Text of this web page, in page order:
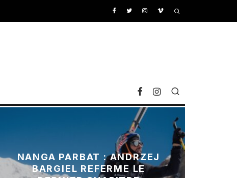
NANGA PARBAT : ANDRZEJ
BARGIEL REFERME LE